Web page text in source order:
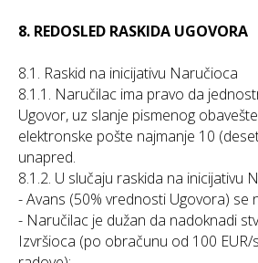
8. REDOSLED RASKIDA UGOVORA
8.1. Raskid na inicijativu Naručioca
8.1.1. Naručilac ima pravo da
Ugovor, uz slanje pismenog
elektronske pošte najmanje 10
unapred.
8.1.2. U slučaju raskida na inicijativu
- Avans (50% vrednosti Ugovora) se
- Naručilac je dužan da nadoknadi
Izvršioca (po obračunu od 100 EUR/